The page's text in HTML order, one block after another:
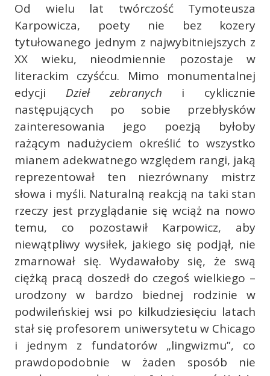
Od wielu lat twórczość Tymoteusza
Karpowicza, poety nie bez kozery
tytułowanego jednym z najwybitniejszych z
XX wieku, nieodmiennie pozostaje w
literackim czyśćcu. Mimo monumentalnej
edycji Dzieł zebranych i cyklicznie
następujących po sobie przebłysków
zainteresowania jego poezją byłoby
rażącym nadużyciem określić to wszystko
mianem adekwatnego względem rangi, jaką
reprezentował ten niezrównany mistrz
słowa i myśli. Naturalną reakcją na taki stan
rzeczy jest przyglądanie się wciąż na nowo
temu, co pozostawił Karpowicz, aby
niewątpliwy wysiłek, jakiego się podjął, nie
zmarnował się. Wydawałoby się, że swą
ciężką pracą doszedł do czegoś wielkiego –
urodzony w bardzo biednej rodzinie w
podwileńskiej wsi po kilkudziesięciu latach
stał się profesorem uniwersytetu w Chicago
i jednym z fundatorów „lingwizmu”, co
prawdopodobnie w żaden sposób nie